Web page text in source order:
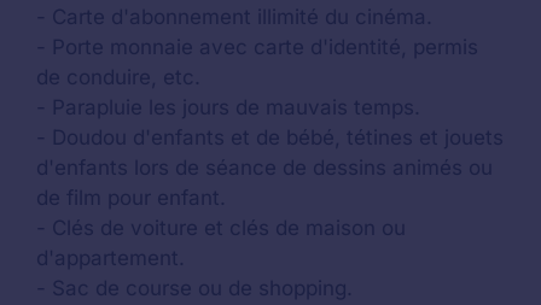
- Carte d'abonnement illimité du cinéma.
- Porte monnaie avec carte d'identité, permis
de conduire, etc.
- Parapluie les jours de mauvais temps.
- Doudou d'enfants et de bébé, tétines et jouets
d'enfants lors de séance de dessins animés ou
de film pour enfant.
- Clés de voiture et clés de maison ou
d'appartement.
- Sac de course ou de shopping.